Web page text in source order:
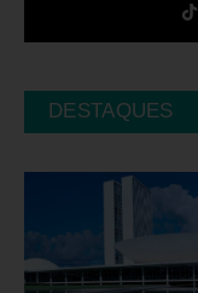
DESTAQUES